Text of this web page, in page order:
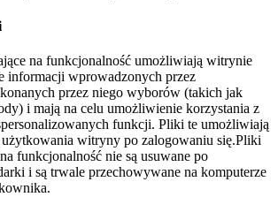
na funkcjonalność umożliwiają witrynie
informacji wprowadzonych przez
przez niego wyborów (takich jak
i mają na celu umożliwienie korzystania z
funkcji. Pliki te umożliwiają
witryny po zalogowaniu się.Pliki
funkcjonalność nie są usuwane po
i są trwale przechowywane na komputerze